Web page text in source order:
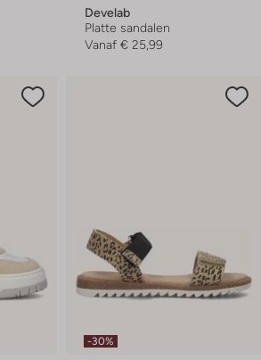
Develab
Platte sandalen
Vanaf € 25,99
-30%